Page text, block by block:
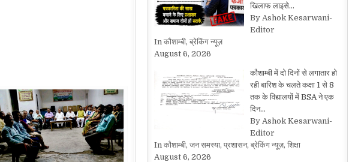
खिलाफ लाइसे…
By Ashok Kesarwani-
Editor
In कौशाम्बी, ब्रेकिंग न्यूज़
August 6, 2026
कौशाम्बी में दो दिनों से लगातार हो
रही बारिश के चलते कक्षा 1 से 8
तक के विद्यालयों में BSA ने एक
दिन…
By Ashok Kesarwani-
Editor
In कौशाम्बी, जन समस्या, प्रशासन, ब्रेकिंग न्यूज़, शिक्षा
August 6, 2026